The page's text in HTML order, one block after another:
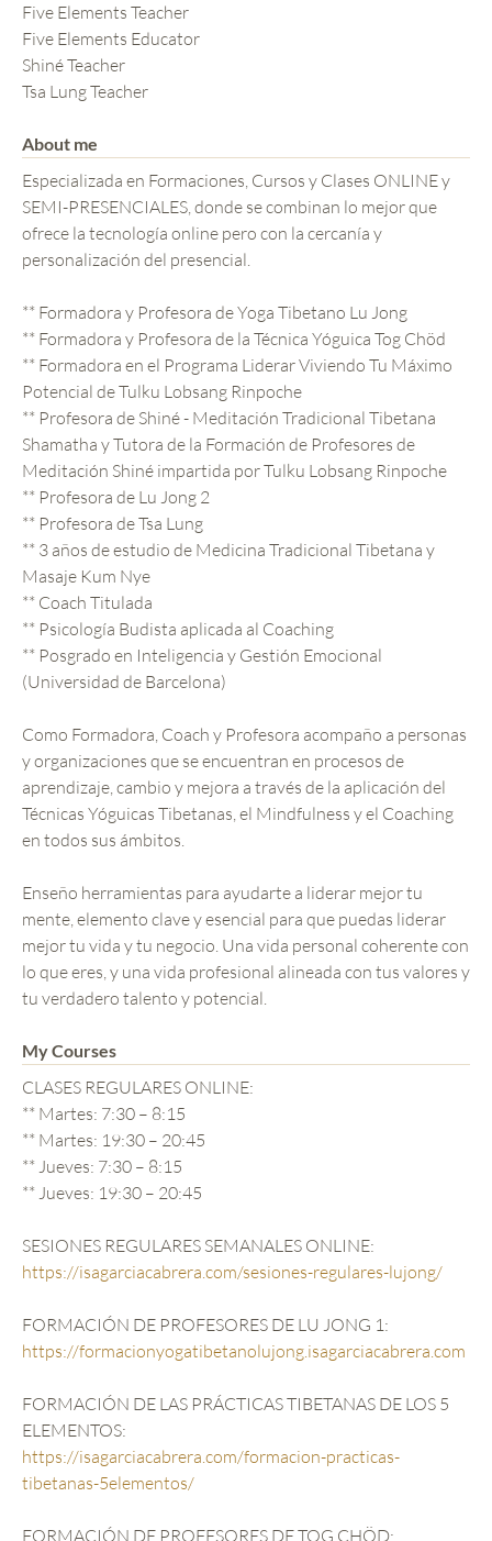
Five Elements Teacher
Five Elements Educator
Shiné Teacher
Tsa Lung Teacher
About me
Especializada en Formaciones, Cursos y Clases ONLINE y
SEMI-PRESENCIALES, donde se combinan lo mejor que
ofrece la tecnología online pero con la cercanía y
personalización del presencial.
** Formadora y Profesora de Yoga Tibetano Lu Jong
** Formadora y Profesora de la Técnica Yóguica Tog Chöd
** Formadora en el Programa Liderar Viviendo Tu Máximo
Potencial de Tulku Lobsang Rinpoche
** Profesora de Shiné - Meditación Tradicional Tibetana
Shamatha y Tutora de la Formación de Profesores de
Meditación Shiné impartida por Tulku Lobsang Rinpoche
** Profesora de Lu Jong 2
** Profesora de Tsa Lung
** 3 años de estudio de Medicina Tradicional Tibetana y
Masaje Kum Nye
** Coach Titulada
** Psicología Budista aplicada al Coaching
** Posgrado en Inteligencia y Gestión Emocional
(Universidad de Barcelona)
Como Formadora, Coach y Profesora acompaño a personas
y organizaciones que se encuentran en procesos de
aprendizaje, cambio y mejora a través de la aplicación del
Técnicas Yóguicas Tibetanas, el Mindfulness y el Coaching
en todos sus ámbitos.
Enseño herramientas para ayudarte a liderar mejor tu
mente, elemento clave y esencial para que puedas liderar
mejor tu vida y tu negocio. Una vida personal coherente con
lo que eres, y una vida profesional alineada con tus valores y
tu verdadero talento y potencial.
My Courses
CLASES REGULARES ONLINE:
** Martes: 7:30 – 8:15
** Martes: 19:30 – 20:45
** Jueves: 7:30 – 8:15
** Jueves: 19:30 – 20:45
SESIONES REGULARES SEMANALES ONLINE:
https://isagarciacabrera.com/sesiones-regulares-lujong/
FORMACIÓN DE PROFESORES DE LU JONG 1:
https://formacionyogatibetanolujong.isagarciacabrera.com
FORMACIÓN DE LAS PRÁCTICAS TIBETANAS DE LOS 5
ELEMENTOS:
https://isagarciacabrera.com/formacion-practicas-
tibetanas-5elementos/
FORMACIÓN DE PROFESORES DE TOG CHÖD: